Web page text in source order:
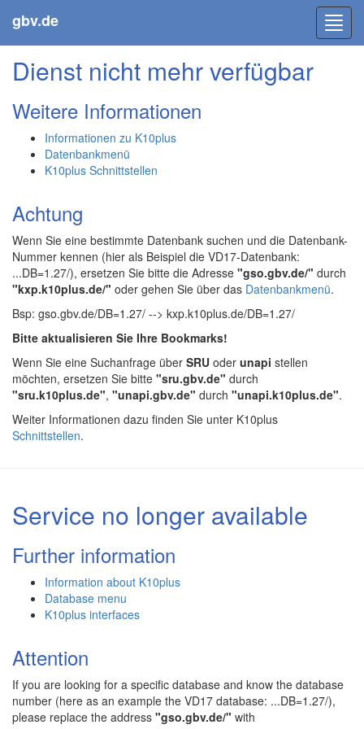
gbv.de
Dienst nicht mehr verfügbar
Weitere Informationen
Informationen zu K10plus
Datenbankmenü
K10plus Schnittstellen
Achtung
Wenn Sie eine bestimmte Datenbank suchen und die Datenbank-
Nummer kennen (hier als Beispiel die VD17-Datenbank:
...DB=1.27/), ersetzen Sie bitte die Adresse "gso.gbv.de/" durch
"kxp.k10plus.de/" oder gehen Sie über das Datenbankmenü.
Bsp: gso.gbv.de/DB=1.27/ --> kxp.k10plus.de/DB=1.27/
Bitte aktualisieren Sie Ihre Bookmarks!
Wenn Sie eine Suchanfrage über SRU oder unapi stellen
möchten, ersetzen Sie bitte "sru.gbv.de" durch
"sru.k10plus.de", "unapi.gbv.de" durch "unapi.k10plus.de".
Weiter Informationen dazu finden Sie unter K10plus
Schnittstellen.
Service no longer available
Further information
Information about K10plus
Database menu
K10plus interfaces
Attention
If you are looking for a specific database and know the database
number (here as an example the VD17 database: ...DB=1.27/),
please replace the address "gso.gbv.de/" with